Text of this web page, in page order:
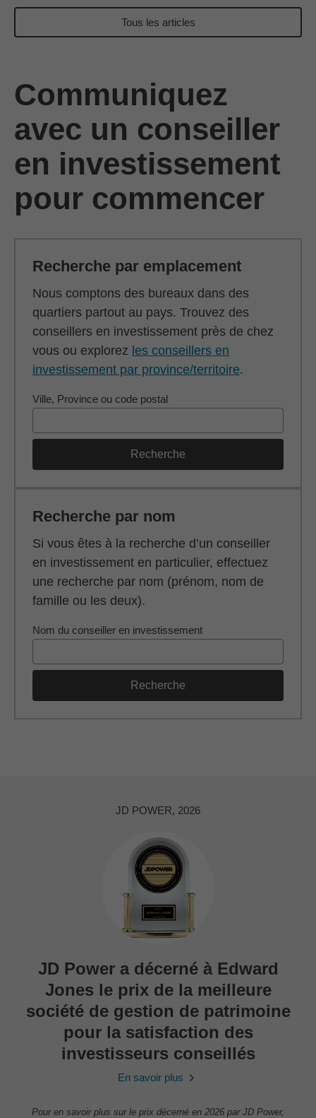
Tous les articles
Communiquez
avec un conseiller
en investissement
pour commencer
Recherche par emplacement
Nous comptons des bureaux dans des
quartiers partout au pays. Trouvez des
conseillers en investissement près de chez
vous ou explorez les conseillers en
investissement par province/territoire.
Ville, Province ou code postal
Recherche
Recherche par nom
Si vous êtes à la recherche d’un conseiller
en investissement en particulier, effectuez
une recherche par nom (prénom, nom de
famille ou les deux).
Nom du conseiller en investissement
Recherche
JD POWER, 2026
JD Power a décerné à Edward
Jones le prix de la meilleure
société de gestion de patrimoine
pour la satisfaction des
investisseurs conseillés
En savoir plus
Pour en savoir plus sur le prix décerné en 2026 par JD Power,